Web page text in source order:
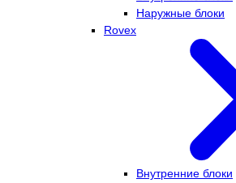
Наружные блоки
Rovex
Внутренние блоки